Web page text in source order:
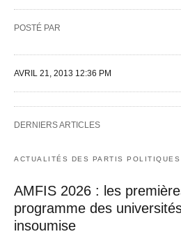
POSTÉ PAR
AVRIL 21, 2013 12:36 PM
DERNIERS ARTICLES
ACTUALITÉS DES PARTIS POLITIQUES
AMFIS 2026 : les
programme des
insoumise